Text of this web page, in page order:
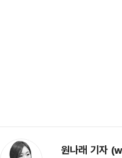
원나래 기자